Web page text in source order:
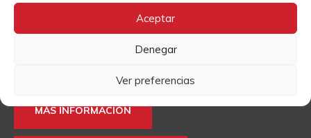
Aceptar
Denegar
Ver preferencias
Contacto
Si quieres más información sobre algún tema o enviarnos
tu currículum para trabajar en Cáritas, puedes hacerlo a
MÁS INFORMACIÓN